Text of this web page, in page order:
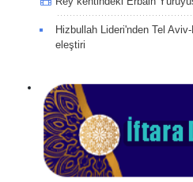
Hizbullah Lideri'nden Tel
eleştiri